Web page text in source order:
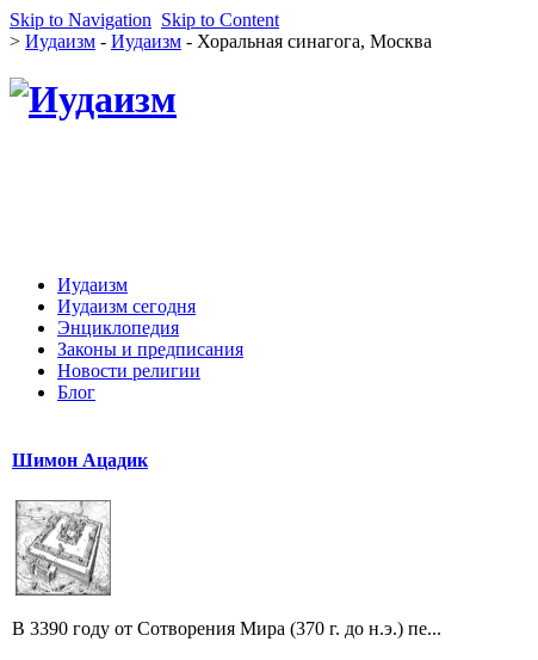
Skip to Navigation Skip to Content
> Иудаизм - Иудаизм - Хоральная синагога, Москва
Иудаизм
Иудаизм сегодня
Энциклопедия
Законы и предписания
Новости религии
Блог
Шимон Ацадик
В 3390 году от Сотворения Мира (370 г. до н.э.) пе...